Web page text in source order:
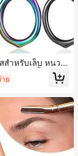
สำหรับเล็บ หนวด
ไกรแต่งคิ้ว, แต่ง
ราคาถูก, ของตก
, ราคาถูก, ของข
น้า, อุปกรณ์แต่งห
, ของขวัญสำหรับ
มาส, ของแจก, เ
ช้จำเป็นสำหรับก
ย